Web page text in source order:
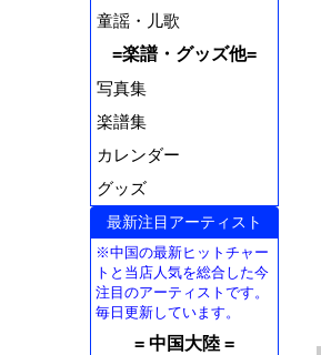
童謡・儿歌
=楽譜・グッズ他=
写真集
楽譜集
カレンダー
グッズ
最新注目アーティスト
※中国の最新ヒットチャー
トと当店人気を総合した今
注目のアーティストです。
毎日更新しています。
= 中国大陸 =